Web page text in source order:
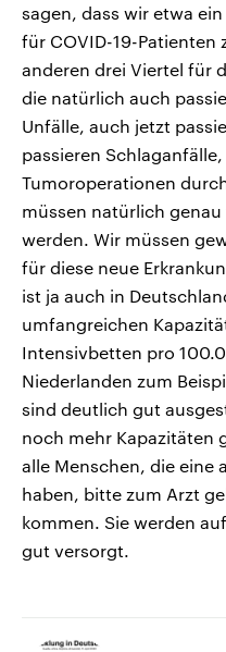
sagen, dass wir etwa
für COVID-19-
anderen drei Viertel für
die natürlich auch
Unfälle, auch jetzt
passieren
Tumoroperationen
müssen natürlich
werden. Wir müssen
für diese neue
ist ja auch in
umfangreichen
Intensivbetten pro
Niederlanden zum
sind deutlich gut
noch mehr Kapazitäten
alle Menschen, die eine
haben, bitte zum Arzt
kommen. Sie werden
gut versorgt.